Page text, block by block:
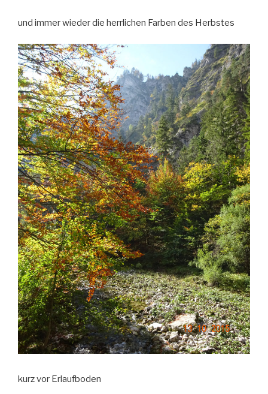
und immer wieder die herrlichen Farben des Herbstes
kurz vor Erlaufboden